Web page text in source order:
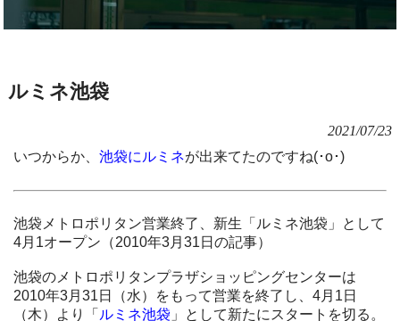
ルミネ池袋
2021/07/23
いつからか、池袋にルミネが出来てたのですね(･o･)
池袋メトロポリタン営業終了、新生「ルミネ池袋」として
4月1オープン（2010年3月31日の記事）
池袋のメトロポリタンプラザショッピングセンターは
2010年3月31日（水）をもって営業を終了し、4月1日
（木）より「 ルミネ池袋 」として新たにスタートを切る。